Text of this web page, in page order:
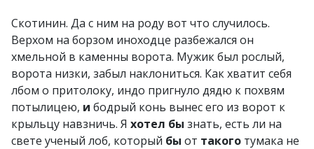
Скотинин. Да с ним на роду вот что случилось.
Верхом на борзом иноходце разбежался он
хмельной в каменны ворота. Мужик был рослый,
ворота низки, забыл наклониться. Как хватит себя
лбом о притолоку, индо пригнуло дядю к похвям
потылицею, и бодрый конь вынес его из ворот к
крыльцу навзничь. Я хотел бы знать, есть ли на
свете ученый лоб, который бы от такого тумака не